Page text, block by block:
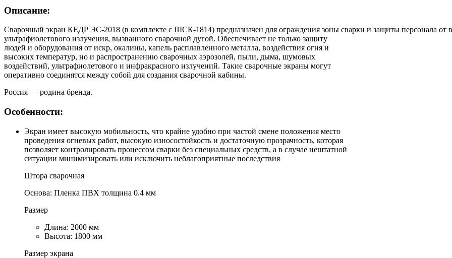
Описание:
Сварочный экран КЕДР ЭС-2018 (в комплекте с ШСК-1814) предназначен для ограждения зоны сварки и защиты персонала от
ультрафиолетового излучения, вызванного сварочной дугой. Обеспечивает не только защиту
людей и оборудования от искр, окалины, капель расплавленного металла, воздействия огня и
высоких температур, но и распространению сварочных аэрозолей, пыли, дыма, шумовых
воздействий, ультрафиолетового и инфракрасного излучений. Такие сварочные экраны могут
оперативно соединятся между собой для создания сварочной кабины.
Россия — родина бренда.
Особенности:
Экран имеет высокую мобильность, что крайне удобно при частой смене положения место
проведения огневых работ, высокую износостойкость и достаточную прозрачность, которая
позволяет контролировать процессом сварки без специальных средств, а в случае нештатной
ситуации минимизировать или исключить неблагоприятные последствия
Штора сварочная
Основа: Пленка ПВХ толщина 0.4 мм
Размер
Длина: 2000 мм
Высота: 1800 мм
Размер экрана